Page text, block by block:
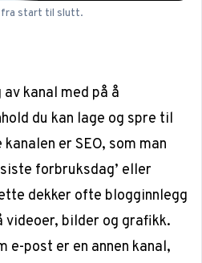
fra start til slutt.
kanal med på å
du kan lage og spre til
er SEO, som man
forbruksdag’ eller
dekker ofte blogginnlegg
videoer, bilder og grafikk.
e-post er en annen kanal,